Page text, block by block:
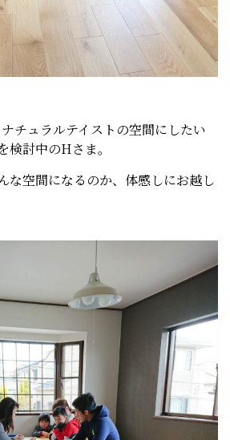
チュラルテイストの空間にしたい
討中のHさま。
な空間になるのか、体感しにお越し